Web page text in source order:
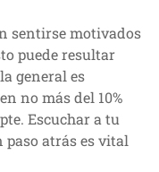
sentirse motivados
puede resultar
general es
no más del 10%
Escuchar a tu
paso atrás es vital